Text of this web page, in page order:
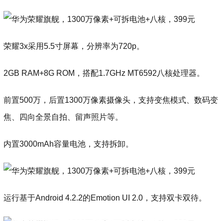
荣耀3x采用5.5寸屏幕，分辨率为720p。
2GB RAM+8G ROM，搭配1.7GHz MT6592八核处理器。
前置500万，后置1300万像素摄像头，支持变焦模式、数码变
焦、四向全景自拍、留声照片等。
内置3000mAh容量电池，支持拆卸。
运行基于Android 4.2.2的Emotion UI 2.0，支持双卡双待。